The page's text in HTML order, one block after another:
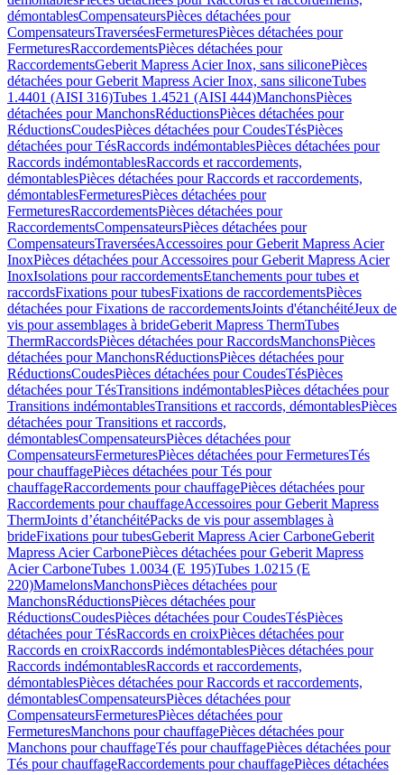
démontablesCompensateursPièces détachées pour
CompensateursTraverséesFermeturesPièces détachées pour
FermeturesRaccordementsPièces détachées pour
RaccordementsGeberit Mapress Acier Inox, sans siliconePièces
détachées pour Geberit Mapress Acier Inox, sans siliconeTubes
1.4401 (AISI 316)Tubes 1.4521 (AISI 444)ManchonsPièces
détachées pour ManchonsRéductionsPièces détachées pour
RéductionsCoudesPièces détachées pour CoudesTésPièces
détachées pour TésRaccords indémontablesPièces détachées pour
Raccords indémontablesRaccords et raccordements,
démontablesPièces détachées pour Raccords et raccordements,
démontablesFermeturesPièces détachées pour
FermeturesRaccordementsPièces détachées pour
RaccordementsCompensateursPièces détachées pour
CompensateursTraverséesAccessoires pour Geberit Mapress Acier
InoxPièces détachées pour Accessoires pour Geberit Mapress Acier
InoxIsolations pour raccordementsEtanchements pour tubes et
raccordsFixations pour tubesFixations de raccordementsPièces
détachées pour Fixations de raccordementsJoints d'étanchéitéJeux de
vis pour assemblages à brideGeberit Mapress ThermTubes
ThermRaccordsPièces détachées pour RaccordsManchonsPièces
détachées pour ManchonsRéductionsPièces détachées pour
RéductionsCoudesPièces détachées pour CoudesTésPièces
détachées pour TésTransitions indémontablesPièces détachées pour
Transitions indémontablesTransitions et raccords, démontablesPièces
détachées pour Transitions et raccords,
démontablesCompensateursPièces détachées pour
CompensateursFermeturesPièces détachées pour FermeturesTés
pour chauffagePièces détachées pour Tés pour
chauffageRaccordements pour chauffagePièces détachées pour
Raccordements pour chauffageAccessoires pour Geberit Mapress
ThermJoints d’étanchéitéPacks de vis pour assemblages à
brideFixations pour tubesGeberit Mapress Acier CarboneGeberit
Mapress Acier CarbonePièces détachées pour Geberit Mapress
Acier CarboneTubes 1.0034 (E 195)Tubes 1.0215 (E
220)MamelonsManchonsPièces détachées pour
ManchonsRéductionsPièces détachées pour
RéductionsCoudesPièces détachées pour CoudesTésPièces
détachées pour TésRaccords en croixPièces détachées pour
Raccords en croixRaccords indémontablesPièces détachées pour
Raccords indémontablesRaccords et raccordements,
démontablesPièces détachées pour Raccords et raccordements,
démontablesCompensateursPièces détachées pour
CompensateursFermeturesPièces détachées pour
FermeturesManchons pour chauffagePièces détachées pour
Manchons pour chauffageTés pour chauffagePièces détachées pour
Tés pour chauffageRaccordements pour chauffagePièces détachées